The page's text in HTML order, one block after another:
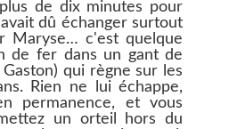
de dix minutes pour
dû échanger surtout
Maryse… c'est quelque
de fer dans un gant de
qui règne sur les
Rien ne lui échappe,
permanence, et vous
un orteil hors du